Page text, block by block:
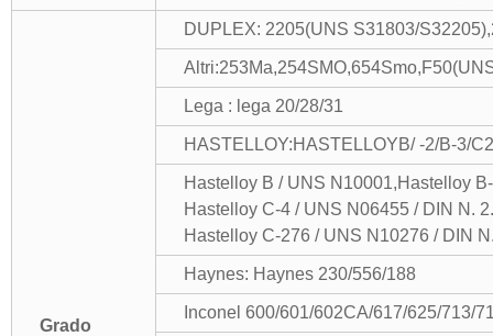
Grado
DUPLEX: 2205(UNS S31803/
Lega : lega 20/28/31
HASTELLOY:HASTELLOYB/ -2/B-3/
Hastelloy B / UNS N10001,Hastelloy
Hastelloy C-4 / UNS N06455 / DIN N.
Hastelloy C-276 / UNS N10276 / DIN
Haynes: Haynes 230/556/188
Inconel 600/601/602CA/617/625/713/